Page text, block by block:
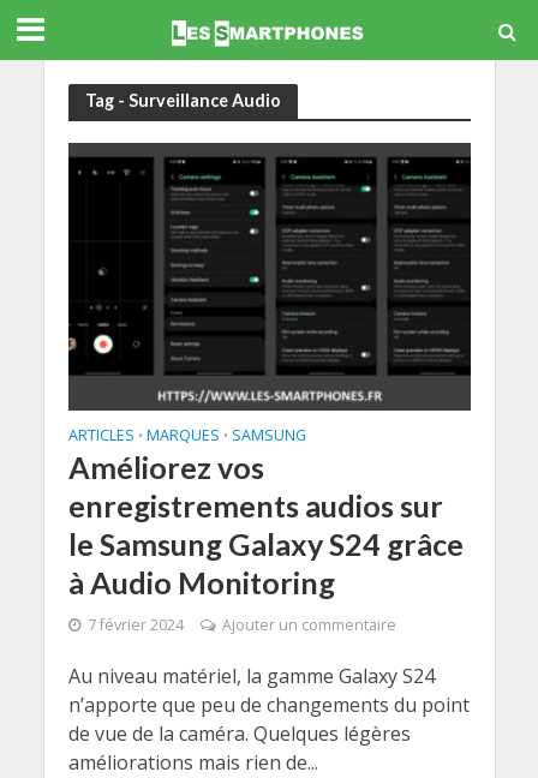
Tag - Surveillance Audio
ARTICLES • MARQUES • SAMSUNG
Améliorez vos
enregistrements audios sur
le Samsung Galaxy S24 grâce
à Audio Monitoring
7 février 2024 Ajouter un commentaire
Au niveau matériel, la gamme Galaxy S24
n’apporte que peu de changements du point
de vue de la caméra. Quelques légères
améliorations mais rien de...